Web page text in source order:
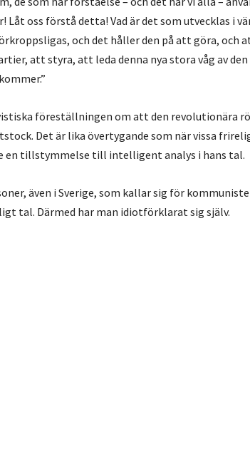
oss förstå detta! Vad är det som utvecklas i
och det håller den på att göra, och
att styra, att leda denna nya stora våg av
föreställningen om att den revolutionära
Det är lika övertygande som när vissa
en tillstymmelse till intelligent analys i hans tal.
även i Sverige, som kallar sig för
tal. Därmed har man idiotförklarat sig själv.